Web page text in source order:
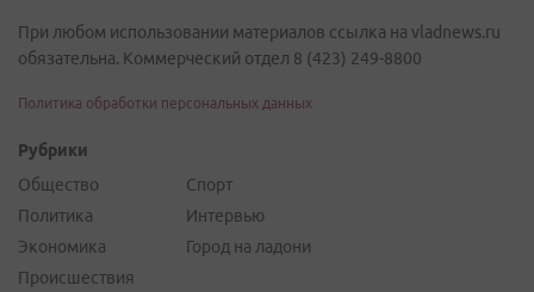
При любом использовании материалов ссылка на vladnews.ru
обязательна. Коммерческий отдел 8 (423) 249-8800
Политика обработки персональных данных
Рубрики
Общество
Политика
Экономика
Происшествия
Спорт
Интервью
Город на ладони